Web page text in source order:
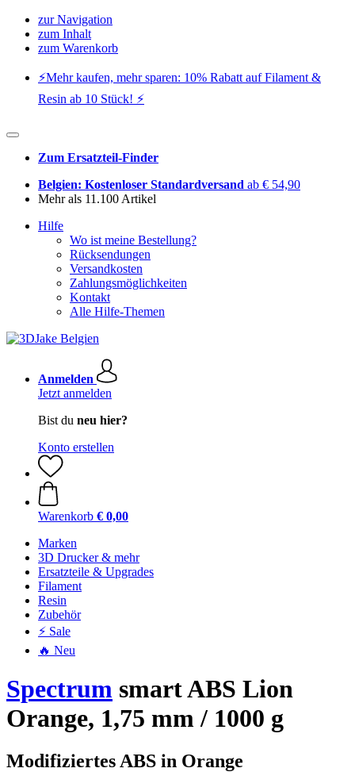
zur Navigation
zum Inhalt
zum Warenkorb
⚡️Mehr kaufen, mehr sparen: 10% Rabatt auf Filament &
Resin ab 10 Stück! ⚡️
Zum Ersatzteil-Finder
Belgien: Kostenloser Standardversand ab € 54,90
Mehr als 11.100 Artikel
Hilfe
Wo ist meine Bestellung?
Rücksendungen
Versandkosten
Zahlungsmöglichkeiten
Kontakt
Alle Hilfe-Themen
Anmelden
Jetzt anmelden
Bist du neu hier?
Konto erstellen
Warenkorb € 0,00
Marken
3D Drucker & mehr
Ersatzteile & Upgrades
Filament
Resin
Zubehör
⚡ Sale
🔥 Neu
Spectrum smart ABS Lion
Orange, 1,75 mm / 1000 g
Modifiziertes ABS in Orange